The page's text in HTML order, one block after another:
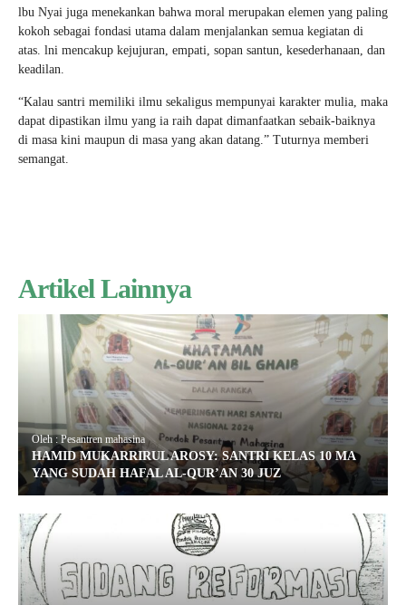
lbu Nyai juga menekankan bahwa moral merupakan elemen yang paling
kokoh sebagai fondasi utama dalam menjalankan semua kegiatan di
atas. lni mencakup kejujuran, empati, sopan santun, kesederhanaan, dan
keadilan.
“Kalau santri memiliki ilmu sekaligus mempunyai karakter mulia, maka
dapat dipastikan ilmu yang ia raih dapat dimanfaatkan sebaik-baiknya
di masa kini maupun di masa yang akan datang.” Tuturnya memberi
semangat.
Artikel Lainnya
Oleh : Pesantren mahasina
HAMID MUKARRIRUL AROSY: SANTRI KELAS 10 MA
YANG SUDAH HAFAL AL-QUR’AN 30 JUZ